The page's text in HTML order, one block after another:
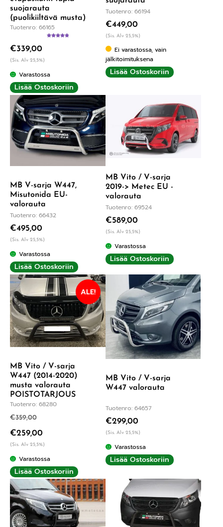
suojarauta
(puolikiiltävä musta)
Tuotenro: 66165
€339,00
(Sis. Alv 25,5%)
Varastossa
Lisää Ostoskoriin
Tuotenro: 66194
€449,00
(Sis. Alv 25,5%)
Ei varastossa, vain
jälkitoimituksena
Lisää Ostoskoriin
MB V-sarja W447,
Misutonida EU-
valorauta
Tuotenro: 66432
€495,00
(Sis. Alv 25,5%)
Varastossa
Lisää Ostoskoriin
MB Vito / V-sarja
2019-> Metec EU -
valorauta
Tuotenro: 69524
€589,00
(Sis. Alv 25,5%)
Varastossa
Lisää Ostoskoriin
MB Vito / V-sarja
W447 (2014-2020)
musta valorauta
POISTOTARJOUS
Tuotenro: 68280
ALE!
€359,00
€259,00
(Sis. Alv 25,5%)
Varastossa
Lisää Ostoskoriin
MB Vito / V-sarja
W447 valorauta
Tuotenro: 64657
€299,00
(Sis. Alv 25,5%)
Varastossa
Lisää Ostoskoriin